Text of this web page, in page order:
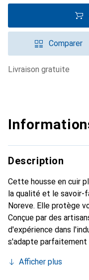
Comparer
livraison gratuite
Description
Cette housse en cuir
la qualité et le savoir-
Noreve. Elle protège
Conçue par des
d'expérience dans
s'adapte parfaitement
peau. Elle devient
Afficher plus